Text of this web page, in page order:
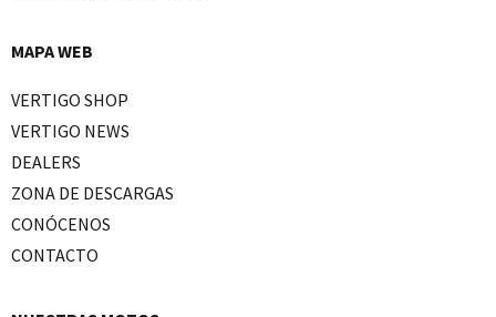
MAPA WEB
VERTIGO SHOP
VERTIGO NEWS
DEALERS
ZONA DE DESCARGAS
CONÓCENOS
CONTACTO